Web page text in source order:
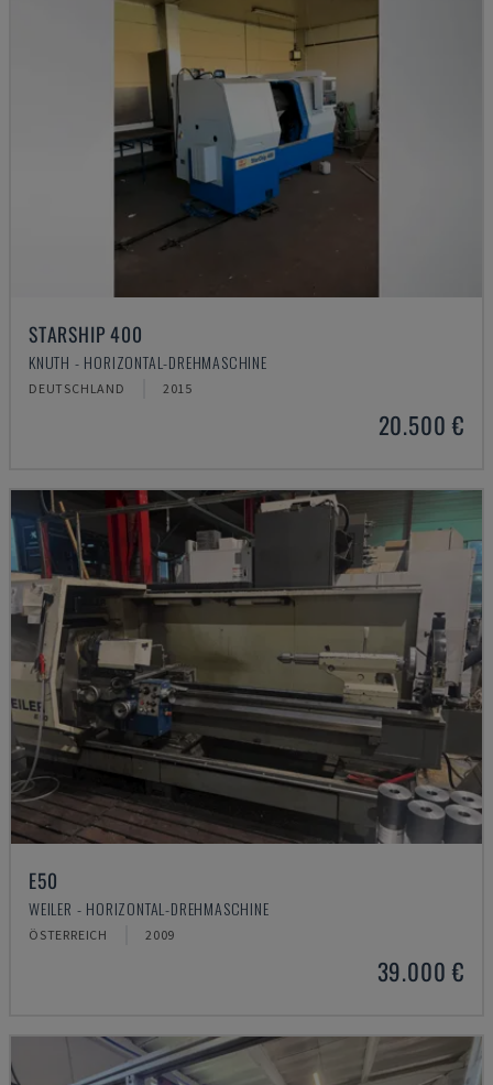
STARSHIP 400
KNUTH - HORIZONTAL-DREHMASCHINE
DEUTSCHLAND 2015
20.500 €
E50
WEILER - HORIZONTAL-DREHMASCHINE
ÖSTERREICH 2009
39.000 €